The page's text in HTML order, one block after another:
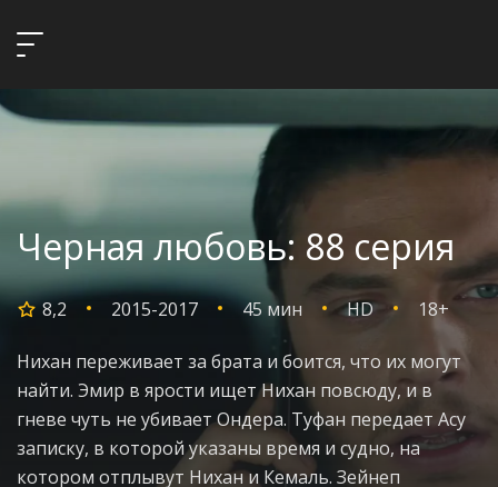
Черная любовь: 88 серия
8,2 2015-2017 45 мин HD 18+
Нихан переживает за брата и боится, что их могут
найти. Эмир в ярости ищет Нихан повсюду, и в
гневе чуть не убивает Ондера. Туфан передает Асу
записку, в которой указаны время и судно, на
котором отплывут Нихан и Кемаль. Зейнеп